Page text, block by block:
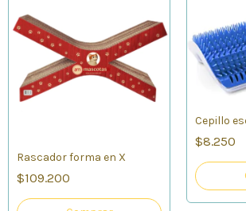
Rascador forma en X
$109.200
Cepillo
$8.250